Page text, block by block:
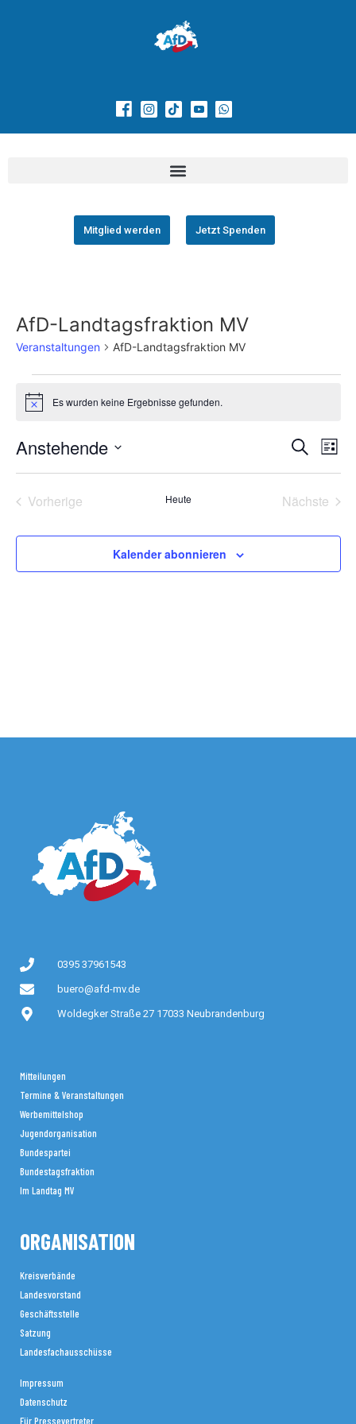
Mitglied werden Jetzt Spenden
AfD-Landtagsfraktion MV
Veranstaltungen AfD-Landtagsfraktion MV
HinweisEs wurden keine Ergebnisse gefunden.
und
SucheListe
Anstehende
wählen.
VorherigeVeranstaltungenHeute Nächste
Kalender abonnieren
0395 37961543
buero@afd-mv.de
Woldegker Straße 27 17033 Neubrandenburg
Mitteilungen
Termine & Veranstaltungen
Werbemittelshop
Jugendorganisation
Bundespartei
Bundestagsfraktion
Im Landtag MV
ORGANISATION
Kreisverbände
Landesvorstand
Geschäftsstelle
Satzung
Landesfachausschüsse
Impressum
Datenschutz
Für Pressevertreter